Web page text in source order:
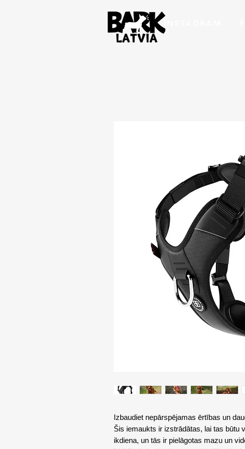
Izbaudiet nepārspējamas ērtības un
Šis iemaukts ir izstrādātas, lai tas būtu
ikdiena, un tās ir pielāgotas mazu un